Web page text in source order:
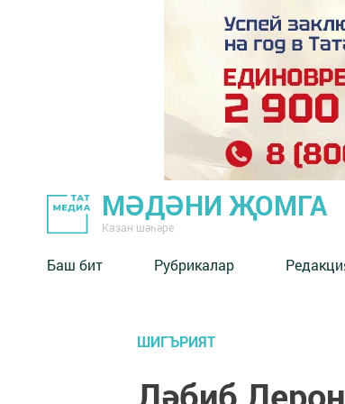
МӘДӘНИ ҖОМГА
Казан шәһәре
Баш бит Рубрикалар
ШИГЪРИЯТ
Ләбиб